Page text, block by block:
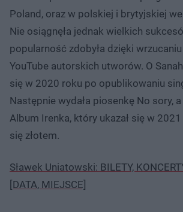
Poland, oraz w polskiej i brytyjskiej
Nie osiągnęła jednak wielkich
popularność zdobyła dzięki
YouTube autorskich utworów. O
się w 2020 roku po opublikowaniu
Następnie wydała piosenkę No sory,
Album Irenka, który ukazał się w
się złotem.
Sławek Uniatowski: BILETY,
[DATA, MIEJSCE]